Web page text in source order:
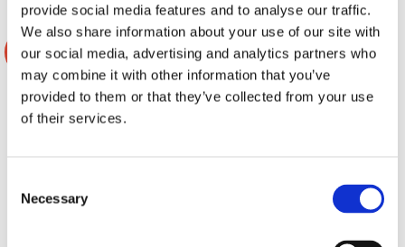
provide social media features and to analyse our traffic.
We also share information about your use of our site with
our social media, advertising and analytics partners who
may combine it with other information that you’ve
provided to them or that they’ve collected from your use
of their services.
Selection
Necessary
-34% -34%